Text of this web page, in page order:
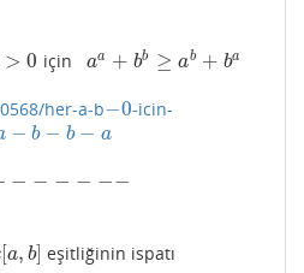
> 0
0 içinaa + bb ≥ ab + ba
aa +bb≥a b+ ba
her-a-b−0
−0 -icin-
− b − b − a
− − − − −−
[a, b] eşitliğinin ispatı